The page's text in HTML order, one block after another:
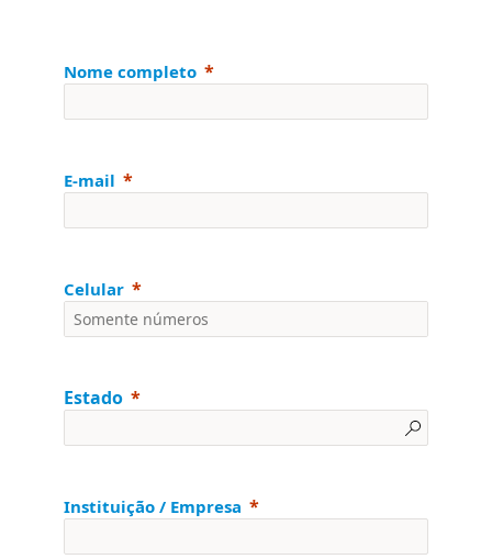
Nome completo
E-mail
Celular
Estado
Instituição / Empresa